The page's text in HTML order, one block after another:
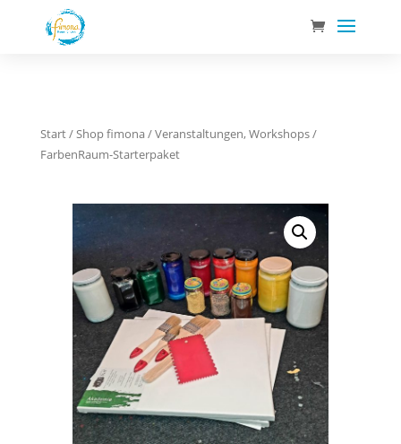
Start/Shop fimona/Veranstaltungen, Workshops/
FarbenRaum-Starterpaket